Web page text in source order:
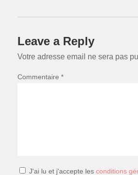
Leave a Reply
Votre adresse email ne sera pas
Commentaire *
J'ai lu et j'accepte les conditions